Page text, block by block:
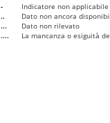
-
Indicatore non
..
Dato non ancora
...
Dato non rilevato
....
La mancanza o esiguità